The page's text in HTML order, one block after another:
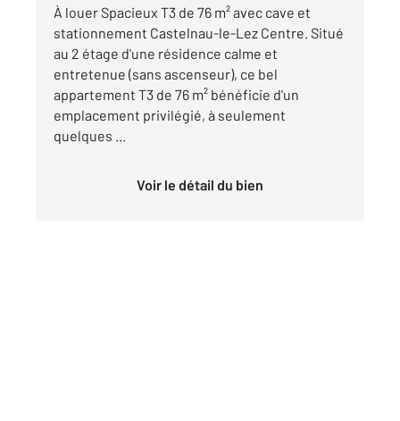
À louer Spacieux T3 de 76 m² avec cave et
stationnement Castelnau-le-Lez Centre. Situé
au 2 étage d'une résidence calme et
entretenue (sans ascenseur), ce bel
appartement T3 de 76 m² bénéficie d'un
emplacement privilégié, à seulement
quelques ...
Voir le détail du bien